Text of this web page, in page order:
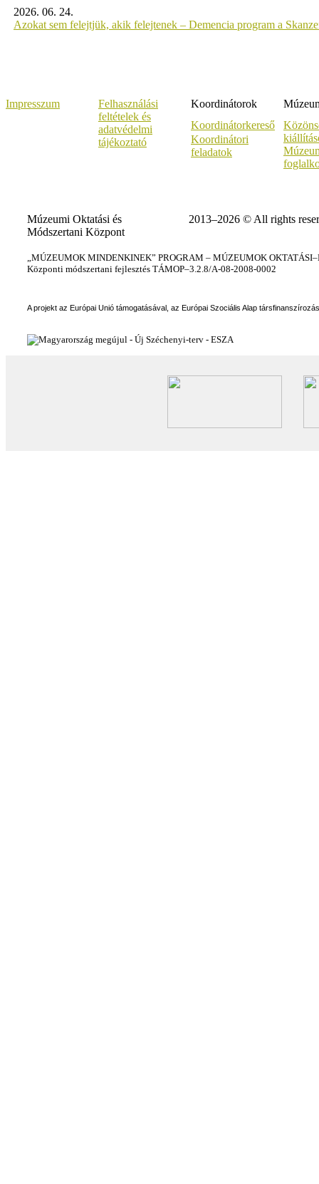
2026. 06. 24.
Azokat sem felejtjük, akik felejtenek – Demencia program a
Impresszum
Felhasználási
feltételek és
adatvédelmi
tájékoztató
Koordinátorok
Koordinátorkereső
Koordinátori
feladatok
Múzeumi Oktatási és
Módszertani Központ
2013–2026 © All rights
„MÚZEUMOK MINDENKINEK” PROGRAM – MÚZEUMOK
Központi módszertani fejlesztés TÁMOP–3.2.8/A-08-2008-0002
A projekt az Európai Unió támogatásával, az Európai Szociális Alap